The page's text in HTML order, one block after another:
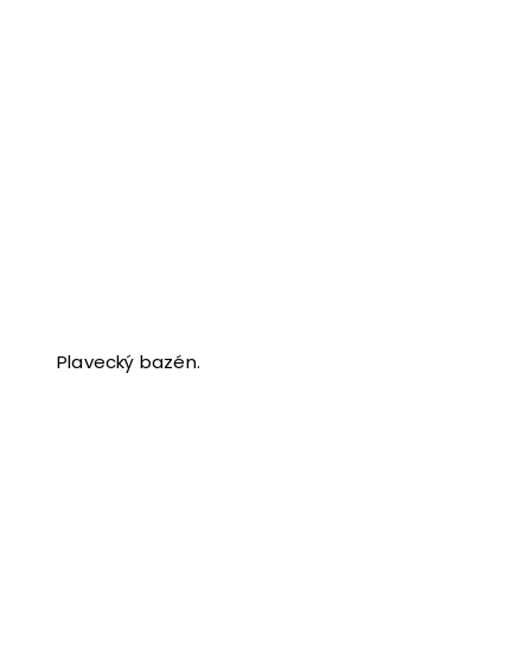
Plavecký bazén.